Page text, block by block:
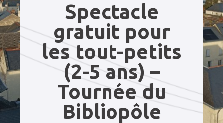
Spectacle
gratuit pour
les tout-petits
(2-5 ans) –
Tournée du
Bibliopôle